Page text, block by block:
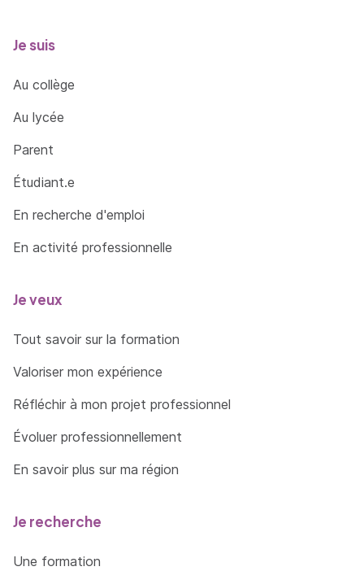
Je suis
Au collège
Au lycée
Parent
Étudiant.e
En recherche d'emploi
En activité professionnelle
Je veux
Tout savoir sur la formation
Valoriser mon expérience
Réfléchir à mon projet professionnel
Évoluer professionnellement
En savoir plus sur ma région
Je recherche
Une formation